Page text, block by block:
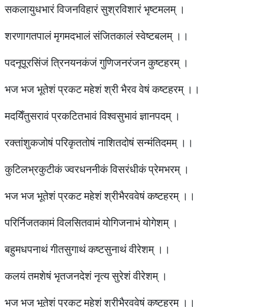
सकलायुधभारं विजनविहारं सुश्रविशारं भृष्टमलम् ।
शरणागतपालं मृगमदभालं संजितकालं स्वेष्टबलम् ।।
पदनूपूरसिंजं त्रिनयनकंजं गुणिजनरंजन कुष्टहरम् ।
भज भज भूतेशं प्रकट महेशं श्री भैरव वेषं कष्टहरम् ।।
मदयिँतुसरावं प्रकटितभावं विश्वसुभावं ज्ञानपदम् ।
रक्तांशुकजोषं परिकृततोषं नाशितदोषं सन्मंतिदमम् ।।
कुटिलभ्रकुटीकं ज्वरधननीकं विसरंधीकं प्रेमभरम् ।
भज भज भूतेशं प्रकट महेशं श्रीभैरववेषं कष्टहरम् ।।
परिर्निजतकामं विलसितवामं योगिजनाभं योगेशम् ।
बहुमधपनाथं गीतसुगाथं कष्टसुनाथं वीरेशम् ।।
कलयं तमशेषं भृतजनदेशं नृत्य सुरेशं वीरेशम् ।
भज भज भूतेशं प्रकट महेशं श्रीभैरववेषं कष्टहरम् ।।